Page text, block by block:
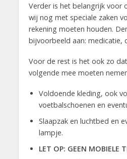
Verder is het belangrijk voor
wij nog met speciale zaken
rekening moeten houden.
bijvoorbeeld aan: medicatie,
Voor de rest is het ook zo
volgende mee moeten
Voldoende kleding, ook
voetbalschoenen en
Slaapzak en luchtbed en
lampje.
LET OP: GEEN MOBIELE